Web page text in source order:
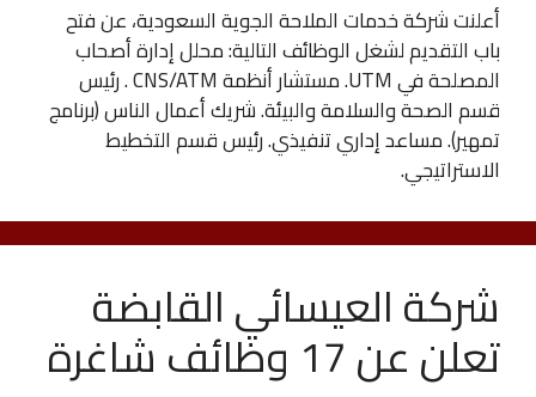
أعلنت شركة خدمات الملاحة الجوية السعودية، عن فتح
باب التقديم لشغل الوظائف التالية: محلل إدارة أصحاب
المصلحة في UTM. مستشار أنظمة CNS/ATM . رئيس
قسم الصحة والسلامة والبيئة. شريك أعمال الناس (برنامج
تمهير). مساعد إداري تنفيذي. رئيس قسم التخطيط
الاستراتيجي.
شركة العيسائي القابضة
تعلن عن 17 وظائف شاغرة